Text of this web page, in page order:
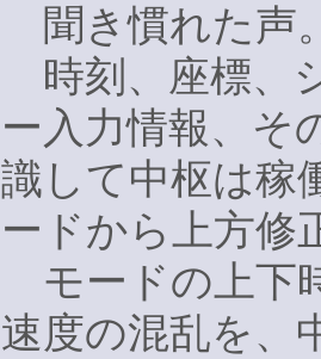
聞き慣れた声
時刻、座標、
ー入力情報、そ
識して中枢は稼
ードから上方修
モードの上下
速度の混乱を、